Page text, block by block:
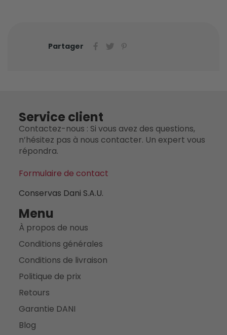
Partager
Service client
Contactez-nous : Si vous avez des questions,
n’hésitez pas à nous contacter. Un expert vous
répondra.
Formulaire de contact
Conservas Dani S.A.U.
Menu
À propos de nous
Conditions générales
Conditions de livraison
Politique de prix
Retours
Garantie DANI
Blog